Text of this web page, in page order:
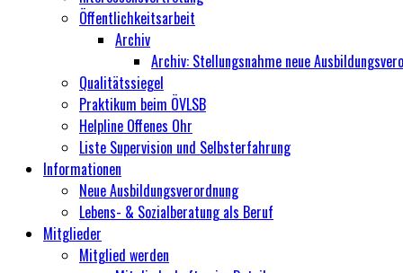
Öffentlichkeitsarbeit
Archiv
Archiv: Stellungsnahme neue
Qualitätssiegel
Praktikum beim ÖVLSB
Helpline Offenes Ohr
Liste Supervision und Selbsterfahrung
Informationen
Neue Ausbildungsverordnung
Lebens- & Sozialberatung als Beruf
Mitglieder
Mitglied werden